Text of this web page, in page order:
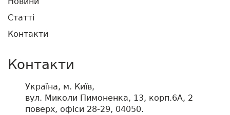
Статті
Контакти
Контакти
Україна, м. Київ,
вул. Миколи Пимоненка, 13, корп.6А, 2
поверх, офіси 28-29, 04050.